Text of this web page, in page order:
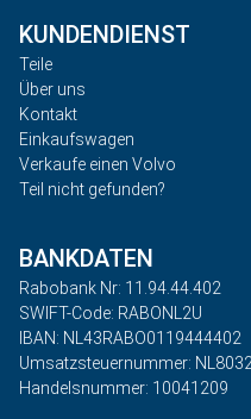
KUNDENDIENST
Teile
Über uns
Kontakt
Einkaufswagen
Verkaufe einen Volvo
Teil nicht gefunden?
BANKDATEN
Rabobank Nr: 11.94.44.402
SWIFT-Code: RABONL2U
IBAN: NL43RABO0119444402
Umsatzsteuernummer:
Handelsnummer: 10041209